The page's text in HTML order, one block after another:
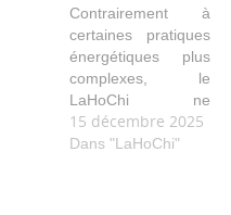
qui le rend
particulièrement
accessible. Comme
avec le Reiki, une
fois formé, vous
pouvez
pratiquer l’auto-
Contrairement à
certaines pratiques
énergétiques plus
complexes, le
LaHoChi ne
nécessite pas
l’utilisation de
15 décembre 2025
Dans "LaHoChi"